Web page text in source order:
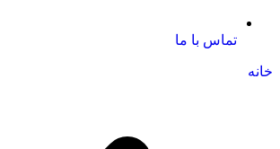
تماس با ما
خانه